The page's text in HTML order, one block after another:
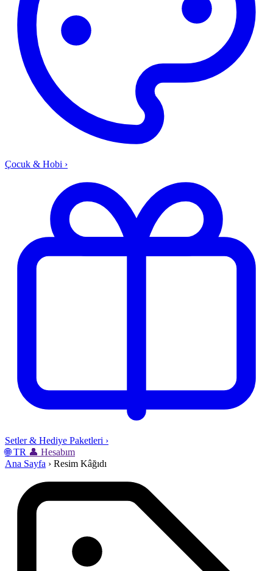
Çocuk & Hobi ›
Setler & Hediye Paketleri ›
🌐 TR 👤 Hesabım
Ana Sayfa › Resim Kâğıdı